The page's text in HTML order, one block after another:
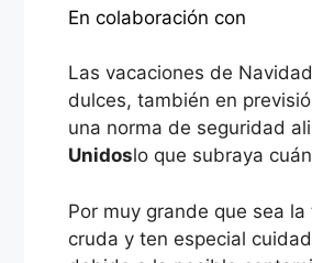
En colaboración con
Las vacaciones de
dulces, también en
una norma de seguridad
Unidoslo que subraya
Por muy grande que sea
cruda y ten especial